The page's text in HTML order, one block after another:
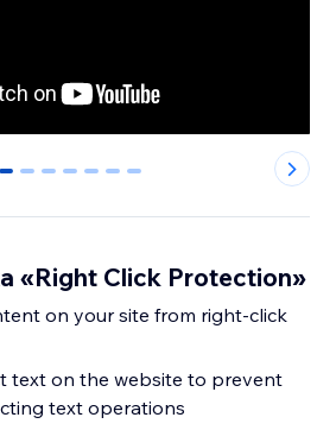
0 1 2 3 4 5 6
«Right Click Protection»
on your site from right-click
text on the website to prevent
text operations